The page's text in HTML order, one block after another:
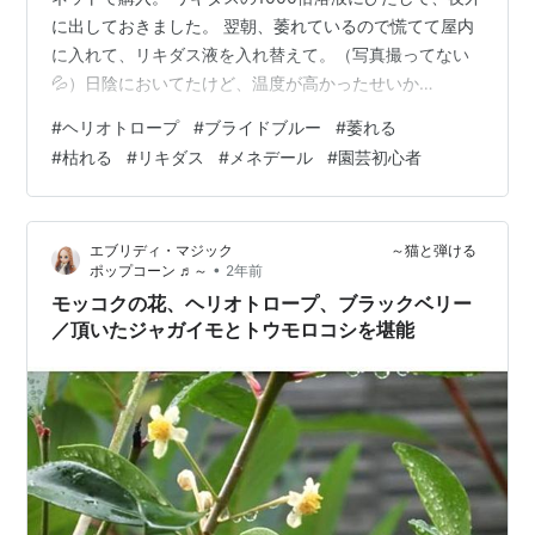
に出しておきました。 翌朝、萎れているので慌てて屋内
に入れて、リキダス液を入れ替えて。（写真撮ってない
💦）日陰においてたけど、温度が高かったせいか
の100倍溶液に変更。 手遅れでしたね。。。真水に変え
てみたけど、もうどうしようもない状態です😔 どうした
らよかったんだろう、、、調べたら温度差にも弱いらし
いから、植え付けて根付くまでは屋内においておいた方
がよかったのかも。 これ、新芽が出ることあるのかな？
ダメそうな気がする。。。 植え付け…
#ヘリオトロープ #ブライドブルー #萎れる
#枯れる #リキダス # メネデール #園芸初心者
エブリディ・マジック ～猫と弾ける
ポップコーン ♬～ • 2年前
モッコクの花、ヘリオトロープ、ブラックベリー
／頂いたジャガイモとトウモロコシを堪能